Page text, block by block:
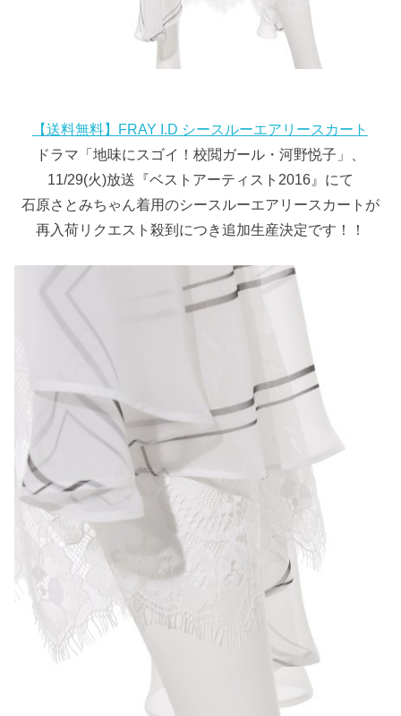
【送料無料】FRAY I.D シースルーエアリースカート
ドラマ「地味にスゴイ！校閲ガール・河野悦子」、
11/29(火)放送『ベストアーティスト2016』にて
石原さとみちゃん着用のシースルーエアリースカートが
再入荷リクエスト殺到につき追加生産決定です！！